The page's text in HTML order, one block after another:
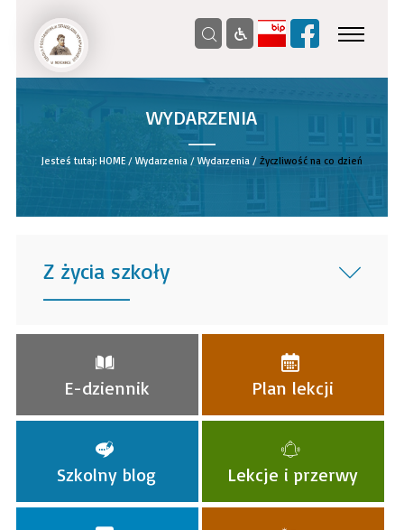
WYDARZENIA
__
Jesteś tutaj: HOME/ Wydarzenia/ Wydarzenia/ Życzliwość na co dzień
Z życia szkoły
______
E-dziennik Plan lekcji
Szkolny blog Lekcje i przerwy